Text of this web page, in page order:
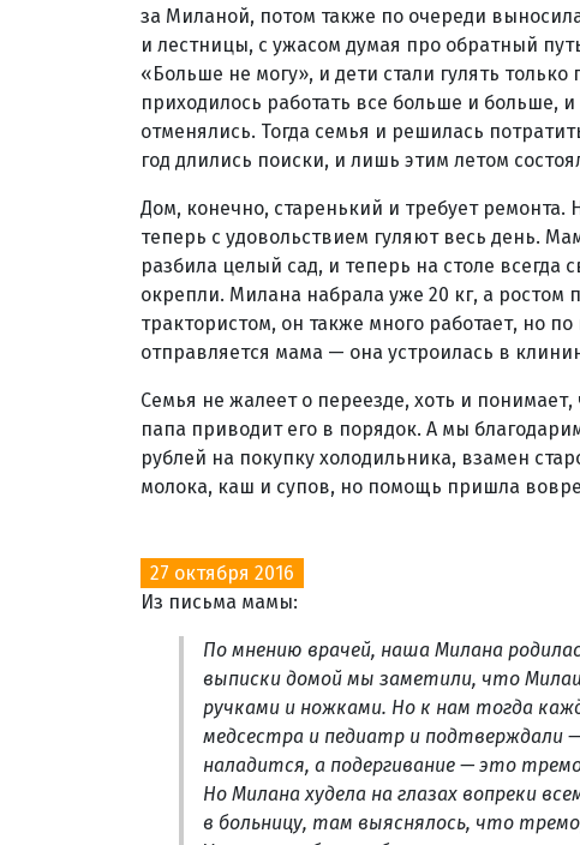
за Миланой, потом также по очереди
и лестницы, с ужасом думая про обратный
«Больше не могу», и дети стали гулять
приходилось работать все больше и больше,
отменялись. Тогда семья и решилась
год длились поиски, и лишь этим летом
Дом, конечно, старенький и требует ремонта.
теперь с удовольствием гуляют весь день.
разбила целый сад, и теперь на столе
окрепли. Милана набрала уже 20 кг, а ростом
трактористом, он также много работает, но
отправляется мама — она устроилась в
Семья не жалеет о переезде, хоть и
папа приводит его в порядок. А мы
рублей на покупку холодильника, взамен
молока, каш и супов, но помощь пришла
27 октября 2016
Из письма мамы:
По мнению врачей, наша Милана
выписки домой мы заметили, что
ручками и ножками. Но к нам тогда
медсестра и педиатр и подтверждали
наладится, а подергивание — это
Но Милана худела на глазах вопреки
в больницу, там выяснялось, что